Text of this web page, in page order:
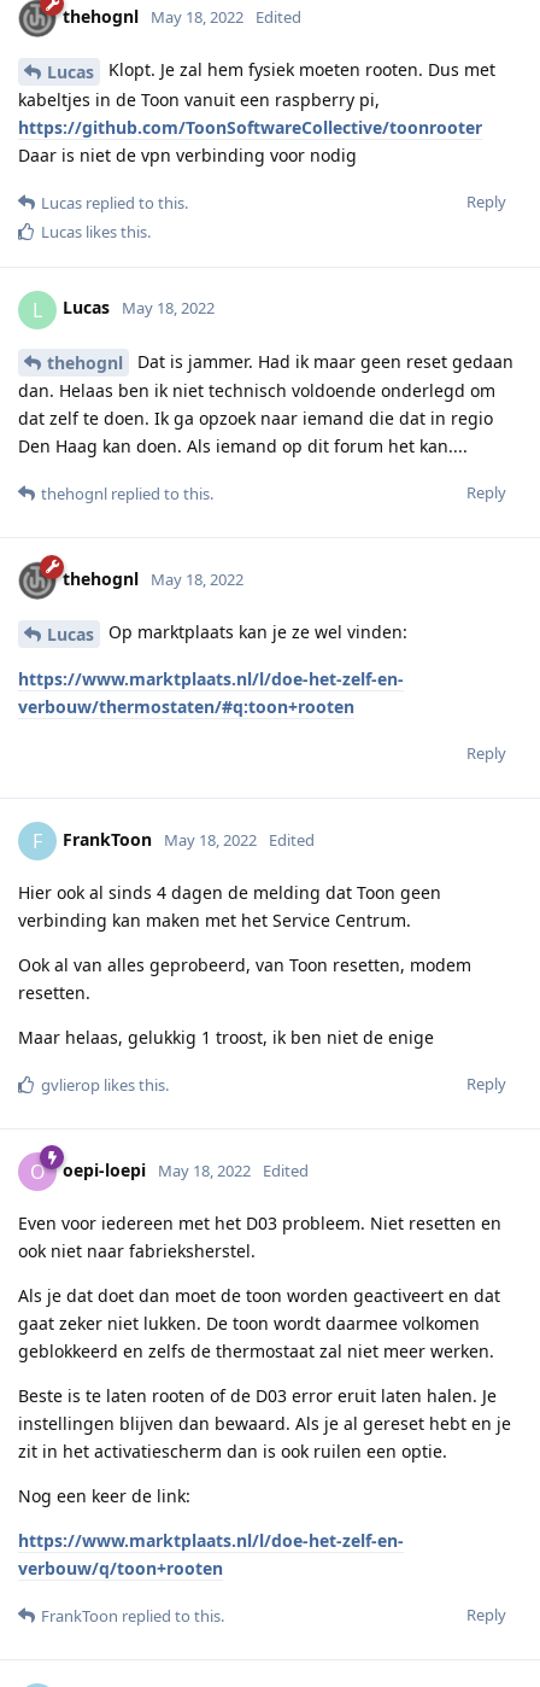
thehognl May 18, 2022 Edited
Lucas
Klopt. Je zal hem fysiek moeten rooten. Dus met
kabeltjes in de Toon vanuit een raspberry pi,
https://github.com/ToonSoftwareCollective/toonrooter
Daar is niet de vpn verbinding voor nodig
Reply
Lucas replied to this.
Lucas likes this.
L Lucas May 18, 2022
thehognl
Dat is jammer. Had ik maar geen reset gedaan
dan. Helaas ben ik niet technisch voldoende onderlegd om
dat zelf te doen. Ik ga opzoek naar iemand die dat in regio
Den Haag kan doen. Als iemand op dit forum het kan....
Reply
thehognl replied to this.
thehognl May 18, 2022
Lucas Op marktplaats kan je ze wel vinden:
https://www.marktplaats.nl/l/doe-het-zelf-en-
verbouw/thermostaten/#q:toon+rooten
Reply
F FrankToon May 18, 2022 Edited
Hier ook al sinds 4 dagen de melding dat Toon geen
verbinding kan maken met het Service Centrum.
Ook al van alles geprobeerd, van Toon resetten, modem
resetten.
Maar helaas, gelukkig 1 troost, ik ben niet de enige
Reply
gvlierop likes this.
O oepi-loepi May 18, 2022 Edited
Even voor iedereen met het D03 probleem. Niet resetten en
ook niet naar fabrieksherstel.
Als je dat doet dan moet de toon worden geactiveert en dat
gaat zeker niet lukken. De toon wordt daarmee volkomen
geblokkeerd en zelfs de thermostaat zal niet meer werken.
Beste is te laten rooten of de D03 error eruit laten halen. Je
instellingen blijven dan bewaard. Als je al gereset hebt en je
zit in het activatiescherm dan is ook ruilen een optie.
Nog een keer de link:
https://www.marktplaats.nl/l/doe-het-zelf-en-
verbouw/q/toon+rooten
Reply
FrankToon replied to this.